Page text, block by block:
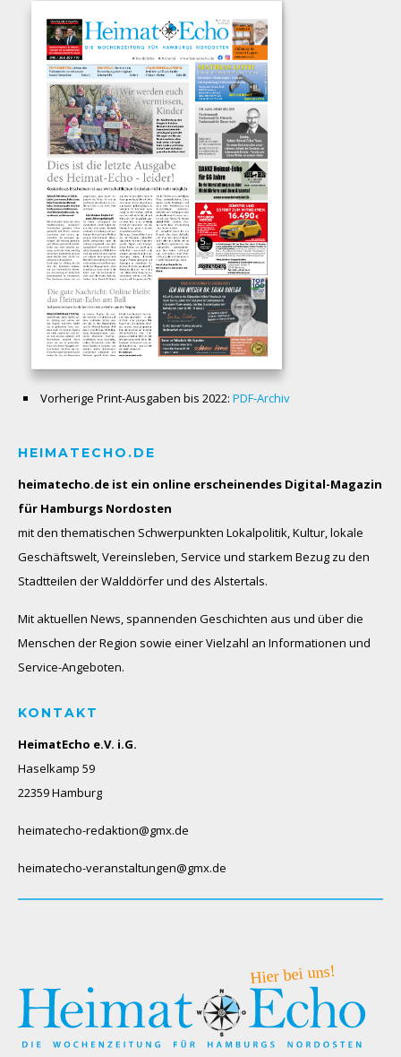
Vorherige Print-Ausgaben bis 2022: PDF-Archiv
HEIMATECHO.DE
heimatecho.de ist ein online erscheinendes Digital-Magazin
für Hamburgs Nordosten
mit den thematischen Schwerpunkten Lokalpolitik, Kultur, lokale
Geschäftswelt, Vereinsleben, Service und starkem Bezug zu den
Stadtteilen der Walddörfer und des Alstertals.
Mit aktuellen News, spannenden Geschichten aus und über die
Menschen der Region sowie einer Vielzahl an Informationen und
Service-Angeboten.
KONTAKT
HeimatEcho e.V. i.G.
Haselkamp 59
22359 Hamburg
heimatecho-redaktion@gmx.de
heimatecho-veranstaltungen@gmx.de